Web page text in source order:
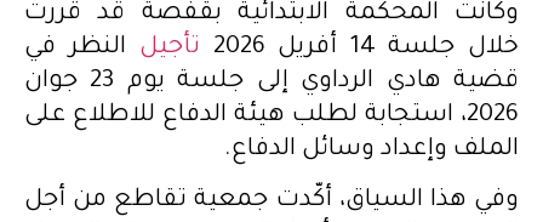
وكانت المحكمة الابتدائية بقفصة قد قررت
خلال جلسة 14 أفريل 2026
تأجيل النظر في
قضية هادي الرداوي إلى جلسة يوم 23 جوان
2026، استجابة لطلب هيئة الدفاع للاطلاع على
الملف وإعداد وسائل الدفاع.
وفي هذا السياق، أكّدت جمعية تقاطع من أجل